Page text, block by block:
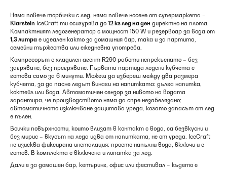
Няма повече торбички с лед, няма повече носене от супермаркета –
Klarstein IceCraft ти осигурява до 12 кг лед на ден директно на плота.
Компактният ледогенератор с мощност 150 W и резервоар за вода от
1,3 литра е идеален както за домашния бар, така и за партита,
семейни тържества или ежедневна употреба.
Компресорът с хладилен агент R290 работи непрекъснато – без
загряване, без прегряване. Първата партида ледени кубчета е
готова само за 6 минути. Можеш да избереш между два размера
кубчета, за да пасне ледът винаги на напитката: дълга напитка,
коктейл или вода. Автоматичен сензор за нивото на водата
гарантира, че производството няма да спре незабелязано;
автоматичното изключване защитава уреда, когато запасът от лед
е пълен.
Всички повърхности, които влизат в контакт с вода, са безвкусни и
без мирис – вкусът на леда идва от напитката, не от уреда. IceCraft
не изисква фиксирана инсталация: просто напълни вода, включи и е
готов. В комплекта е включена и лопатка за лед.
Дали е за домашен бар, кетъринг, офис или фестивал – където е